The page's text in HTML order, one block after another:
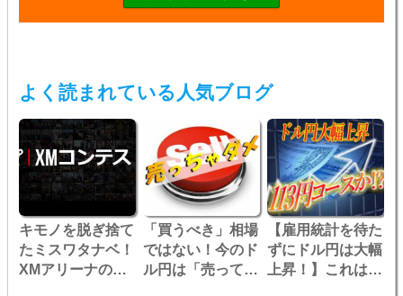
よく読まれている人気ブログ
キモノを脱ぎ捨て
たミスワタナベ！
XMアリーナのコ
「買うべき」相場
ではない！今のド
ル円は「売っては
【雇用統計を待た
ずにドル円は大幅
上昇！】これは